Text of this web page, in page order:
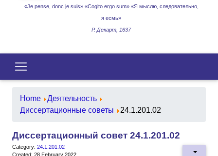
«Je pense, donc je suis» «Cogito ergo sum» «Я мыслю, следовательно,
я есмь»
Р. Декарт, 1637
Home
Деятельность
Диссертационные советы
24.1.201.02
Диссертационный совет 24.1.201.02
Category: 24.1.201.02
Created: 28 February 2022